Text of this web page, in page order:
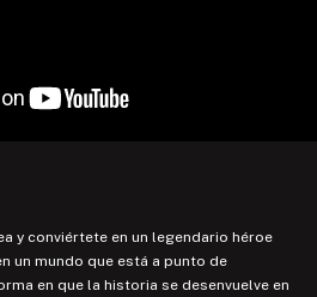
y conviértete en un legendario héroe
un mundo que está a punto de
en que la historia se desenvuelve en